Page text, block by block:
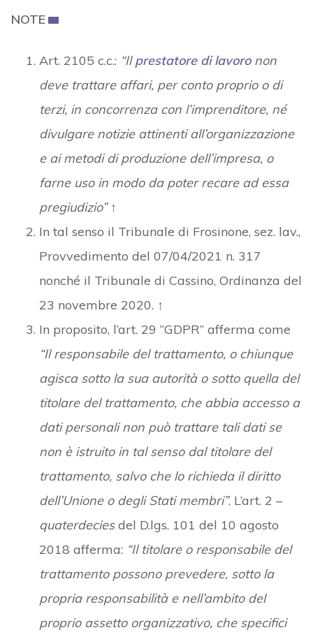
NOTE
Art. 2105 c.c.: “Ilprestatore di lavoronon
deve trattare affari, per conto proprio o di
terzi, in concorrenzacon l’imprenditore, né
divulgare notizie attinenti all’organizzazione
e ai metodi di produzione dell’impresa, o
farne uso in modo da poter recare ad essa
pregiudizio” ↑
In tal senso il Tribunale di Frosinone, sez. lav.,
Provvedimento del 07/04/2021 n. 317
nonché il Tribunale di Cassino, Ordinanza del
23 novembre 2020. ↑
In proposito, l’art. 29 “GDPR” afferma come
“Il responsabile del trattamento, o chiunque
agisca sotto la sua autorità o sotto quella del
titolare del trattamento, che abbia accesso a
dati personali non può trattare tali dati se
non è istruito in tal senso dal titolare del
trattamento, salvo che lo richieda il diritto
dell’Unione o degli Stati membri”. L’art. 2 –
quaterdeciesdel D.lgs. 101 del 10 agosto
2018 afferma: “Il titolare o responsabile del
trattamento possono prevedere, sotto la
propria responsabilità e nell’ambito del
proprio assetto organizzativo, che specifici